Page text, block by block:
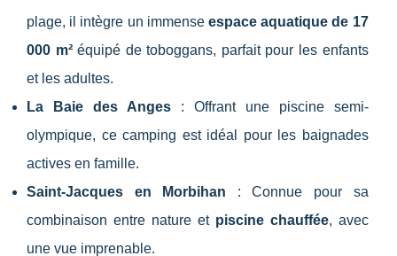
plage, il intègre un immense espace aquatique de 17
000 m²équipé de toboggans, parfait pour les enfants
et les adultes.
La Baie des Anges: Offrant une piscine semi-
olympique, ce camping est idéal pour les baignades
actives en famille.
Saint-Jacques en Morbihan : Connue pour sa
combinaison entre nature et piscine chauffée, avec
une vue imprenable.